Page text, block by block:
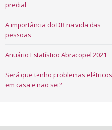
predial
A importância do DR na vida das
pessoas
Anuário Estatístico Abracopel 2021
Será que tenho problemas elétricos
em casa e não sei?